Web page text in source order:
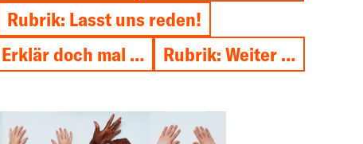
Rubrik: Lasst uns reden!
doch mal … Rubrik: Weiter …